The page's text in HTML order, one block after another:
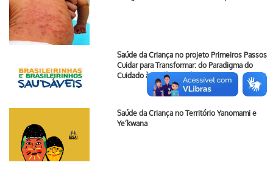
Saúde da Criança no projeto Primeiros Passos
Cuidar para Transformar: do Paradigma do
Cuidado às Políticas Públicas
Saúde da Criança no Território Yanomami e
Ye’kwana